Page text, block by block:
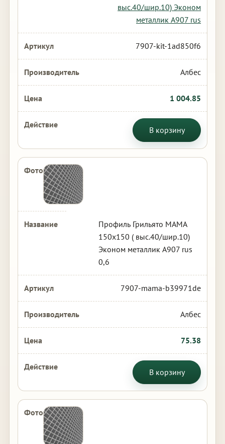
выс.40/шир.10) Эконом
металлик А907 rus
7907-kit-1ad850f6
Албес
1 004.85
В корзину
Профиль Грильято МАМА
150х150 ( выс.40/шир.10)
Эконом металлик А907 rus
0,6
7907-mama-b39971de
Албес
75.38
В корзину